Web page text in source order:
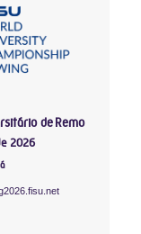
de Remo
2026